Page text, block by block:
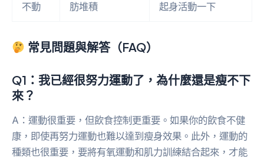
不動
肪堆積
起身活動一下
常見問題與解答（FAQ）
Q1：我已經很努力運動了，為什麼還是瘦不下
來？
A：運動很重要，但飲食控制更重要。如果你的飲食不健
康，即使再努力運動也難以達到瘦身效果。此外，運動的
種類也很重要，要將有氧運動和肌力訓練結合起來，才能